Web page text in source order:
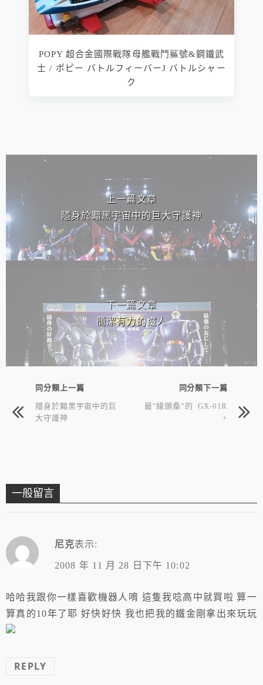
POPY 超合金國際戰隊母艦戰鬥鯊號&鋼鐵武
士 / ポピー バトルフィーバーJ バトルシャー
ク
相連文章
上一篇文章
隱身於黯黑宇宙中的巨大守護神
下一篇文章
簡潔有力的鐵人
同分類上一篇
隱身於黯黑宇宙中的巨
大守護神
同分類下一篇
最”緣頭桑”的 GX-01R
+
一般留言
尼克表示:
2008 年 11 月 28 日下午 10:02
哈哈我跟你一樣喜歡機器人唷 這隻我唸高中就買啦 算一
算真的10年了耶 好快好快 我也把我的鐵金剛拿出來玩玩
REPLY